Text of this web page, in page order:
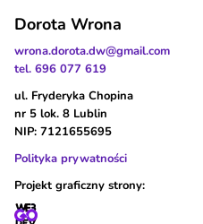
Dorota Wrona
wrona.dorota.dw@gmail.com
tel. 696 077 619
ul. Fryderyka Chopina
nr 5 lok. 8 Lublin
NIP: 7121655695
Polityka prywatności
Projekt graficzny strony: